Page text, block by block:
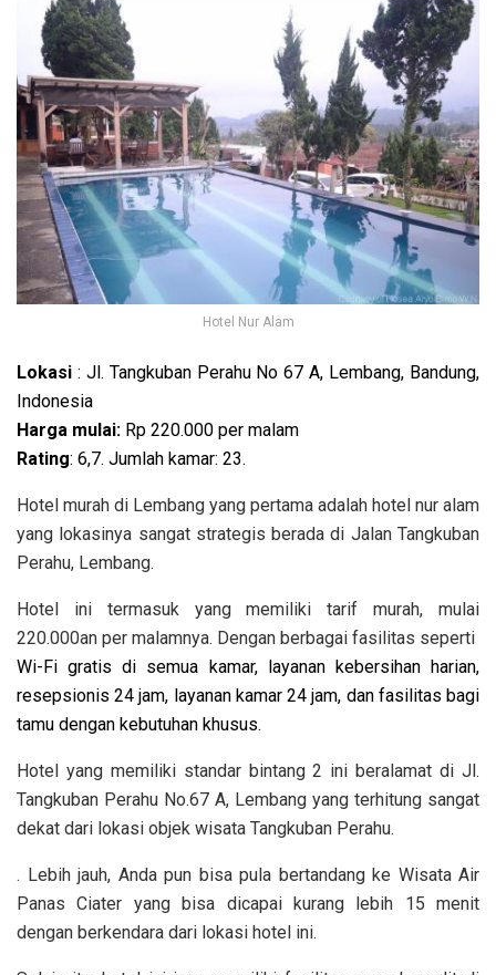
Hotel Nur Alam
Lokasi : Jl. Tangkuban Perahu No 67 A, Lembang, Bandung,
Indonesia
Harga mulai: Rp 220.000 per malam
Rating: 6,7. Jumlah kamar: 23.
Hotel murah di Lembang yang pertama adalah hotel nur alam
yang lokasinya sangat strategis berada di Jalan Tangkuban
Perahu, Lembang.
Hotel ini termasuk yang memiliki tarif murah, mulai
220.000an per malamnya. Dengan berbagai fasilitas seperti
Wi-Fi gratis di semua kamar, layanan kebersihan harian,
resepsionis 24 jam, layanan kamar 24 jam, dan fasilitas bagi
tamu dengan kebutuhan khusus.
Hotel yang memiliki standar bintang 2 ini beralamat di Jl.
Tangkuban Perahu No.67 A, Lembang yang terhitung sangat
dekat dari lokasi objek wisata Tangkuban Perahu.
. Lebih jauh, Anda pun bisa pula bertandang ke Wisata Air
Panas Ciater yang bisa dicapai kurang lebih 15 menit
dengan berkendara dari lokasi hotel ini.